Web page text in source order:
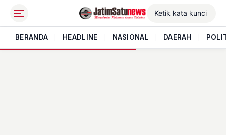
BERANDA HEADLINE NASIONAL DAERAH